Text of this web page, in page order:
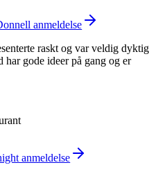
anmeldelse
raskt og var veldig
gode ideer på gang og er
anmeldelse